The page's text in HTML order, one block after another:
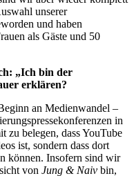
unserer
und haben
als Gäste und 50
„Ich bin der
erklären?
an Medienwandel –
in
zu belegen, dass YouTube
ist, sondern dass dort
können. Insofern sind wir
von Jung & Naiv bin,